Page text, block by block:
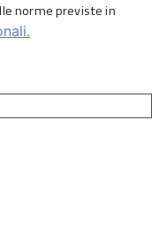
norme previste in